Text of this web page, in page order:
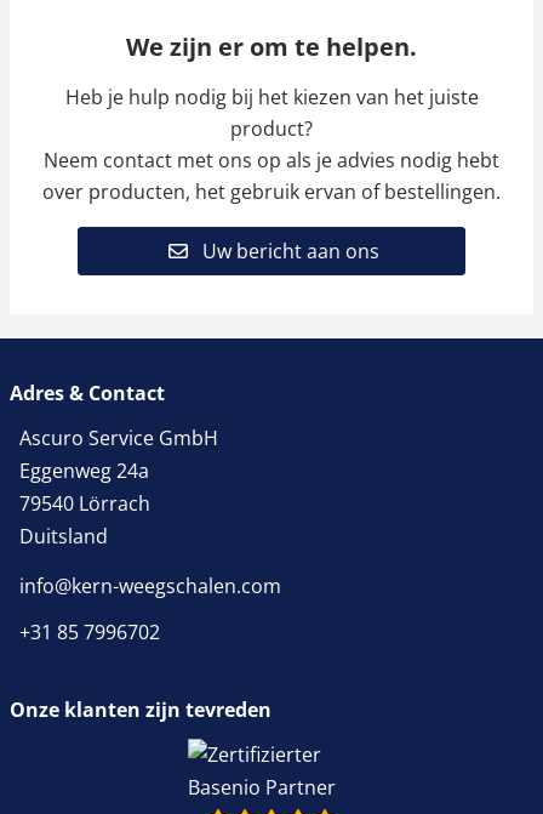
We zijn er om te helpen.
Heb je hulp nodig bij het kiezen van het juiste
product?
Neem contact met ons op als je advies nodig hebt
over producten, het gebruik ervan of bestellingen.
Uw bericht aan ons
Adres & Contact
Ascuro Service GmbH
Eggenweg 24a
79540 Lörrach
Duitsland
info@kern-weegschalen.com
+31 85 7996702
Onze klanten zijn tevreden